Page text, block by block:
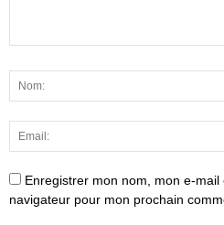
Enregistrer mon nom, mon e-
navigateur pour mon prochain